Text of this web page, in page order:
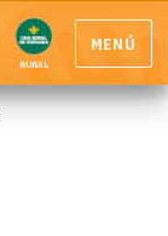
RURAL
MENÚ